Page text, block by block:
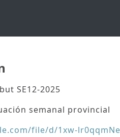
SE12-2025
semanal provincial
file/d/1xw-